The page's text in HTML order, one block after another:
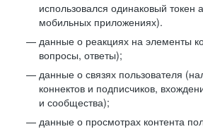
использовался одинаковый токен
мобильных приложениях).
данные о реакциях на элементы
вопросы, ответы);
данные о связях пользователя
коннектов и подписчиков,
и сообщества);
данные о просмотрах контента